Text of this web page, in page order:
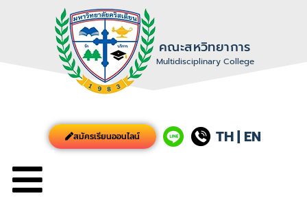
คณะสหวิทยาการ
Multidisciplinary College
สมัครเรียนออนไลน์ TH| EN